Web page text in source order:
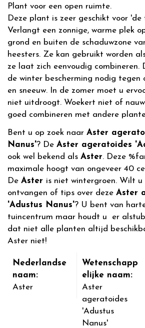
Plant voor een open ruimte.
Deze plant is zeer geschikt voor
Verlangt een zonnige, warme plek
grond en buiten de schaduwzone
heesters. Ze kan gebruikt worden
ze laat zich eenvoudig combineren.
de winter bescherming nodig tegen
en sneeuw. In de zomer moet u
niet uitdroogt. Woekert niet of
goed combineren met andere
Bent u op zoek naar Aster
Nanus'? De Aster ageratoides
ook wel bekend als Aster. Deze
maximale hoogt van ongeveer 40
De Aster is niet wintergroen. Wilt
ontvangen of tips over deze Aster
'Adustus Nanus'? U bent van
tuincentrum maar houdt u er
dat niet alle planten altijd
Aster niet!
Nederlandse
naam:
Aster
Wetenschapp
elijke naam:
Aster
ageratoides
'Adustus
Nanus'